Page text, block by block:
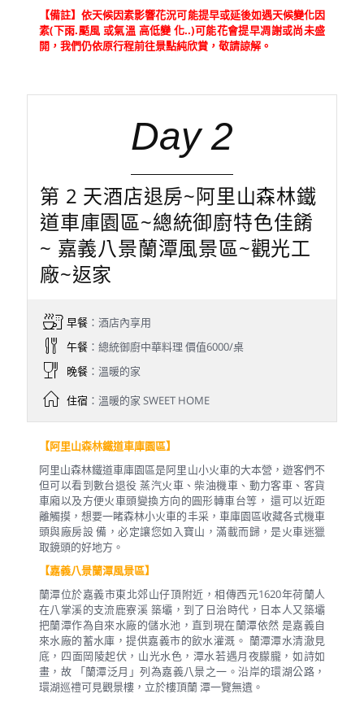
【備註】依天候因素影響花況可能提早或延後如遇天候變化因
素(下雨.颳風 或氣溫 高低變 化..)可能花會提早凋謝或尚未盛
開，我們仍依原行程前往景點純欣賞，敬請諒解。
Day 2
第 2 天酒店退房~阿里山森林鐵
道車庫園區~總統御廚特色佳餚
~ 嘉義八景蘭潭風景區~觀光工
廠~返家
早餐：酒店內享用
午餐：總統御廚中華料理 價值6000/桌
晚餐：溫暖的家
住宿：溫暖的家 SWEET HOME
【阿里山森林鐵道車庫園區】
阿里山森林鐵道車庫園區是阿里山小火車的大本營，遊客們不
但可以看到數台退役 蒸汽火車、柴油機車、動力客車、客貨
車廂以及方便火車頭變換方向的圓形轉車台等， 還可以近距
離觸摸，想要一睹森林小火車的丰采，車庫園區收藏各式機車
頭與廠房設 備，必定讓您如入寶山，滿載而歸，是火車迷獵
取鏡頭的好地方。
【嘉義八景蘭潭風景區】
蘭潭位於嘉義市東北郊山仔頂附近，相傳西元1620年荷蘭人
在八掌溪的支流鹿寮溪 築壩，到了日治時代，日本人又築壩
把蘭潭作為自來水廠的儲水池，直到現在蘭潭依然 是嘉義自
來水廠的蓄水庫，提供嘉義市的飲水灌溉。 蘭潭潭水清澈見
底，四面岡陵起伏，山光水色，潭水若遇月夜朦朧，如詩如
畫，故 「蘭潭泛月」列為嘉義八景之一。沿岸的環湖公路，
環湖巡禮可見觀景樓，立於樓頂蘭 潭一覽無遺。